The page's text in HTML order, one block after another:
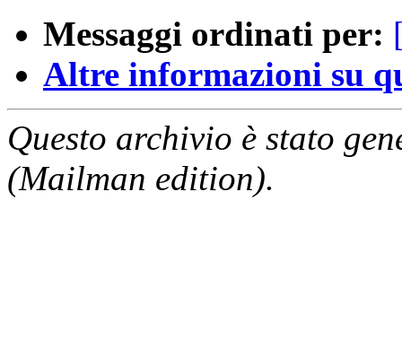
Messaggi ordinati per:
Altre informazioni su
Questo archivio è stato
(Mailman edition).